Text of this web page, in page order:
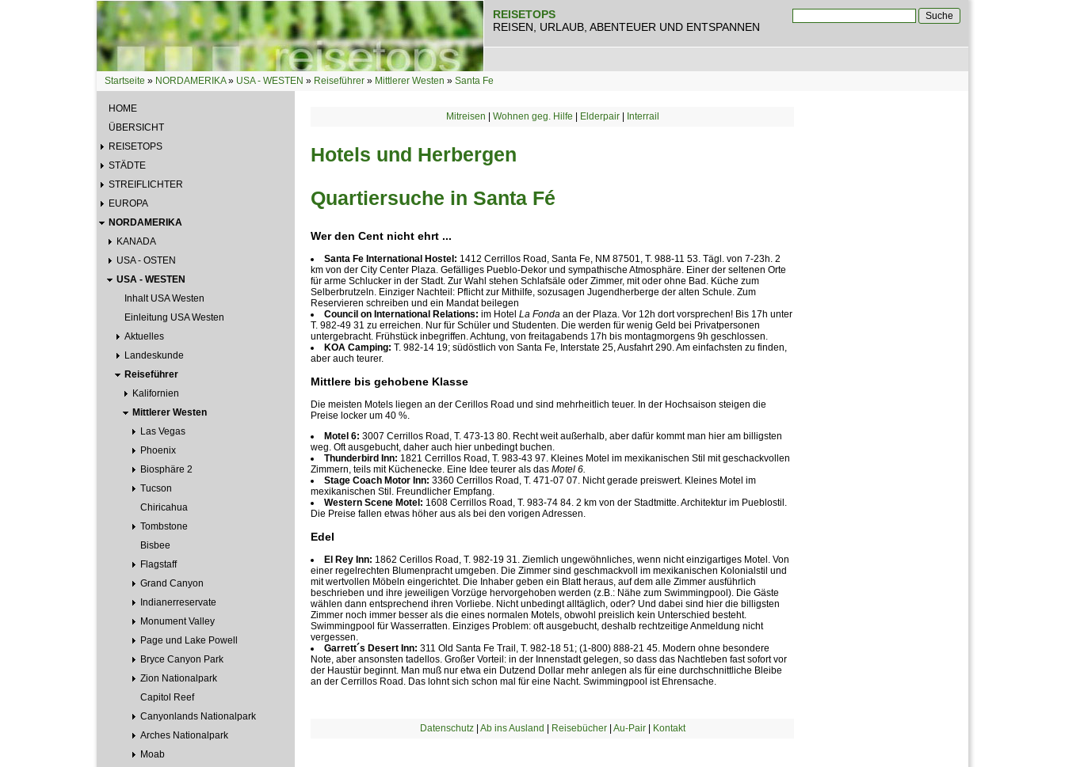
REISETOPS
REISEN, URLAUB, ABENTEUER UND ENTSPANNEN
Sie sind hier
Startseite » NORDAMERIKA» USA - WESTEN » Reiseführer » Mittlerer Westen » Santa Fe
HOME
ÜBERSICHT
REISETOPS
STÄDTE
STREIFLICHTER
EUROPA
NORDAMERIKA
KANADA
USA - OSTEN
USA - WESTEN
Inhalt USA Westen
Einleitung USA Westen
Aktuelles
Landeskunde
Reiseführer
Kalifornien
Mittlerer Westen
Las Vegas
Phoenix
Biosphäre 2
Tucson
Chiricahua
Tombstone
Bisbee
Flagstaff
Grand Canyon
Indianerreservate
Monument Valley
Page und Lake Powell
Bryce Canyon Park
Zion Nationalpark
Capitol Reef
Canyonlands Nationalpark
Arches Nationalpark
Moab
Mitreisen Wohnen geg. Hilfe Elderpair| Interrail
Hotels und Herbergen
Quartiersuche in Santa Fé
Wer den Cent nicht ehrt ...
Santa Fe International Hostel: 1412 Cerrillos Road, Santa Fe, NM 87501, T. 988-11 53. Tägl. von 7-23h. 2
km von der City Center Plaza. Gefälliges Pueblo-Dekor und sympathische Atmosphäre. Einer der seltenen Orte
für arme Schlucker in der Stadt. Zur Wahl stehen Schlafsäle oder Zimmer, mit oder ohne Bad. Küche zum
Selberbrutzeln. Einziger Nachteil: Pflicht zur Mithilfe, sozusagen Jugendherberge der alten Schule. Zum
Reservieren schreiben und ein Mandat beilegen
Council on International Relations: im Hotel La Fonda an der Plaza. Vor 12h dort vorsprechen! Bis 17h unter
T. 982-49 31 zu erreichen. Nur für Schüler und Studenten. Die werden für wenig Geld bei Privatpersonen
untergebracht. Frühstück inbegriffen. Achtung, von freitagabends 17h bis montagmorgens 9h geschlossen.
KOA Camping: T. 982-14 19; südöstlich von Santa Fe, Interstate 25, Ausfahrt 290. Am einfachsten zu finden,
aber auch teurer.
Mittlere bis gehobene Klasse
Die meisten Motels liegen an der Cerillos Road und sind mehrheitlich teuer. In der Hochsaison steigen die
Preise locker um 40 %.
Motel 6: 3007 Cerrillos Road, T. 473-13 80. Recht weit außerhalb, aber dafür kommt man hier am billigsten
weg. Oft ausgebucht, daher auch hier unbedingt buchen.
Thunderbird Inn: 1821 Cerrillos Road, T. 983-43 97. Kleines Motel im mexikanischen Stil mit geschackvollen
Zimmern, teils mit Küchenecke. Eine Idee teurer als das Motel 6.
Stage Coach Motor Inn: 3360 Cerrillos Road, T. 471-07 07. Nicht gerade preiswert. Kleines Motel im
mexikanischen Stil. Freundlicher Empfang.
Western Scene Motel: 1608 Cerrillos Road, T. 983-74 84. 2 km von der Stadtmitte. Architektur im Pueblostil.
Die Preise fallen etwas höher aus als bei den vorigen Adressen.
Edel
El Rey Inn: 1862 Cerillos Road, T. 982-19 31. Ziemlich ungewöhnliches, wenn nicht einzigartiges Motel. Von
einer regelrechten Blumenpracht umgeben. Die Zimmer sind geschmackvoll im mexikanischen Kolonialstil und
mit wertvollen Möbeln eingerichtet. Die Inhaber geben ein Blatt heraus, auf dem alle Zimmer ausführlich
beschrieben und ihre jeweiligen Vorzüge hervorgehoben werden (z.B.: Nähe zum Swimmingpool). Die Gäste
wählen dann entsprechend ihren Vorliebe. Nicht unbedingt alltäglich, oder? Und dabei sind hier die billigsten
Zimmer noch immer besser als die eines normalen Motels, obwohl preislich kein Unterschied besteht.
Swimmingpool für Wasserratten. Einziges Problem: oft ausgebucht, deshalb rechtzeitige Anmeldung nicht
vergessen.
Garrett´s Desert Inn: 311 Old Santa Fe Trail, T. 982-18 51; (1-800) 888-21 45. Modern ohne besondere
Note, aber ansonsten tadellos. Großer Vorteil: in der Innenstadt gelegen, so dass das Nachtleben fast sofort vor
der Haustür beginnt. Man muß nur etwa ein Dutzend Dollar mehr anlegen als für eine durchschnittliche Bleibe
an der Cerrillos Road. Das lohnt sich schon mal für eine Nacht. Swimmingpool ist Ehrensache.
Datenschutz| Ab ins Ausland Reisebücher| Au-Pair| Kontakt